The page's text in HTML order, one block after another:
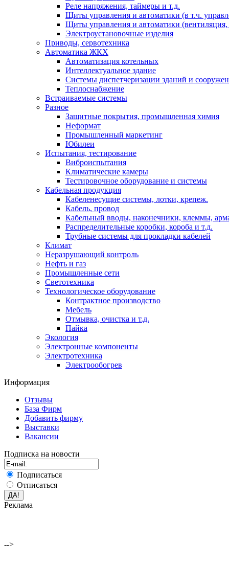
Реле напряжения, таймеры и т.д.
Щиты управления и автоматики (в т.ч.
Щиты управления и автоматики (вентиляция,
Электроустановочные изделия
Приводы, сервотехника
Автоматика ЖКХ
Автоматизация котельных
Интеллектуальное здание
Системы диспетчеризации зданий и
Теплоснабжение
Встраиваемые системы
Разное
Защитные покрытия, промышленная химия
Неформат
Промышленный маркетинг
Юбилеи
Испытания, тестирование
Виброиспытания
Климатические камеры
Тестировочное оборудование и системы
Кабельная продукция
Кабеленесущие системы, лотки, крепеж.
Кабель, провод
Кабельный вводы, наконечники, клеммы,
Распределительные коробки, короба и т.д.
Трубные системы для прокладки кабелей
Климат
Неразрушающий контроль
Нефть и газ
Промышленные сети
Светотехника
Технологическое оборудование
Контрактное производство
Мебель
Отмывка, очистка и т.д.
Пайка
Экология
Электронные компоненты
Электротехника
Электрообогрев
Информация
Отзывы
База Фирм
Добавить фирму
Выставки
Вакансии
Подписка на новости
Подписаться
Отписаться
Реклама
-->